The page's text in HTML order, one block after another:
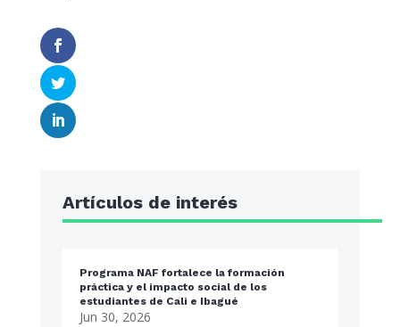
Artículos de interés
Programa NAF fortalece la formación
práctica y el impacto social de los
estudiantes de Cali e Ibagué
Jun 30, 2026